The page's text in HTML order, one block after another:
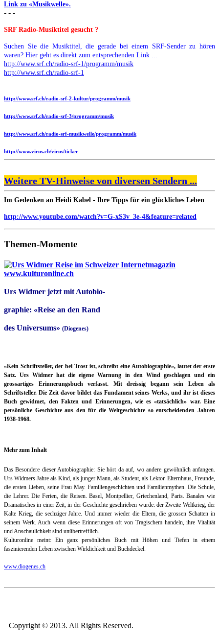
Link zu «Musikwelle».
- - -
SRF Radio-Musiktitel gesucht ?
Suchen Sie die Musiktitel, die gerade bei einem SRF-Sender zu hören
waren? Hier geht es direkt zum entsprechenden Link ...
http://www.srf.ch/radio-srf-1/programm/musik
http://www.srf.ch/radio-srf-1
http://www.srf.ch/radio-srf-2-kultur/programm/musik
http://www.srf.ch/radio-srf-3/programm/musik
http://www.srf.ch/radio-srf-musikwelle/programm/musik
http://www.virus.ch/virus/ticker
Weitere TV-Hinweise von diversen Sendern ...
Im Gedenken an Heidi Kabel - Ihre Tipps für ein glückliches Leben
http://www.youtube.com/watch?v=G-xS3v_3e-4&feature=related
Themen-Momente
Urs Widmer jetzt mit Autobio-
graphie: «Reise an den Rand
des Universums» (Diogenes)
«Kein Schriftsteller, der bei Trost ist, schreibt eine Autobiographie», lautet der erste
Satz. Urs Widmer hat die eigene Warnung in den Wind geschlagen und ein
grossartiges Erinnerungsbuch verfasst. Mit dreissig begann sein Leben als
Schriftsteller. Die Zeit davor bildet das Fundament seines Werks, und ihr ist dieses
Buch gewidmet, den Fakten und Erinnerungen, wie es «tatsächlich» war. Eine
persönliche Geschichte aus den für die Weltgeschichte so entscheidenden Jahren
1938-1968.
Mehr zum Inhalt
Das Besondere dieser Autobiographie: Sie hört da auf, wo andere gewöhnlich anfangen.
Urs Widmers Jahre als Kind, als junger Mann, als Student, als Lektor. Elternhaus, Freunde,
die ersten Lieben, seine Frau May. Familiengeschichten und Familienmythen. Die Schule,
die Lehrer. Die Ferien, die Reisen. Basel, Montpellier, Griechenland, Paris. Banales wie
Dramatisches in einer Zeit, in der Geschichte geschrieben wurde: der Zweite Weltkrieg, der
Kalte Krieg, die sechziger Jahre. Und immer wieder die Eltern, die grossen Schatten in
seinem Werk. Auch wenn diese Erinnerungen oft von Tragischem handeln, ihre Vitalität
und Anschaulichkeit sind unübertrefflich.
Kulturonline meint: Ein ganz persönliches Buch mit Höhen und Tiefen in einem
faszinierenden Leben zwischen Wirklichkeit und Buchdeckel.
www.diogenes.ch
Copyright © 2013. All Rights Reserved.